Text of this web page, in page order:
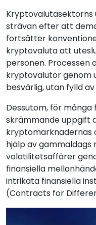
strävan efter att
fortsätter
kryptovaluta att
personen. Processen
kryptovalutor genom
besvärlig, utan fylld
Dessutom, för många
skrämmande uppgift
kryptomarknadernas
hjälp av gammaldags
volatilitetsaffärer
finansiella
intrikata finansiella
(Contracts for